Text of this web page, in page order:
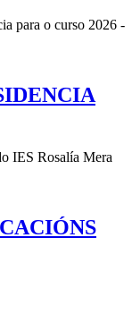
para o curso 2026 -
IES Rosalía Mera